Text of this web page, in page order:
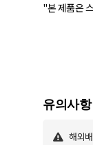
"본 제품은
유의사항
해외